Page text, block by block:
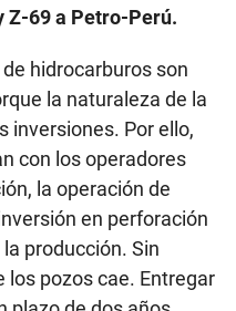
Z-69 a Petro-Perú.
hidrocarburos son
la naturaleza de la
inversiones. Por ello,
con los operadores
la operación de
en perforación
producción. Sin
los pozos cae. Entregar